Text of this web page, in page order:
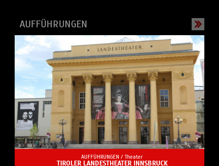
AUFFÜHRUNGEN
AUFFÜHRUNGEN / Theater
TIROLER LANDESTHEATER INNSBRUCK